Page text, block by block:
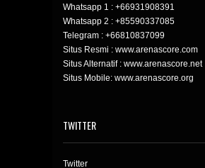
Whatsapp 1 : +66931908391
Whatsapp 2 : +85590337085
Telegram : +66810837099
Situs Resmi : www.arenascore.com
Situs Alternatif : www.arenascore.net
Situs Mobile: www.arenascore.org
TWITTER
Twitter